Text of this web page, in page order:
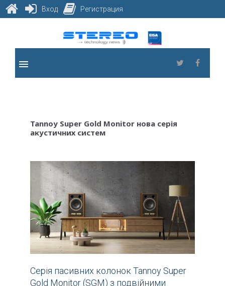
content
Twitter
menu
Tannoy Super Gold Monitor нова серія
акустичних систем
Серія пасивних колонок Tannoy Super
Gold Monitor (SGM) з подвійними
Вход Регистрация